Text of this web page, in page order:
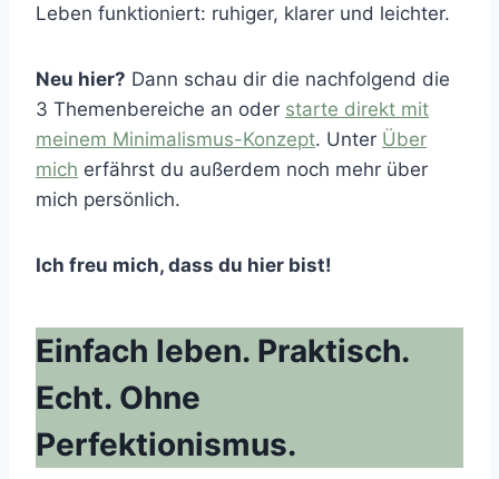
Leben funktioniert: ruhiger, klarer und leichter.
Neu hier? Dann schau dir die nachfolgend die
3 Themenbereiche an oder starte direkt mit
meinem Minimalismus-Konzept. Unter Über
mich erfährst du außerdem noch mehr über
mich persönlich.
Ich freu mich, dass du hier bist!
Einfach leben. Praktisch.
Echt. Ohne
Perfektionismus.